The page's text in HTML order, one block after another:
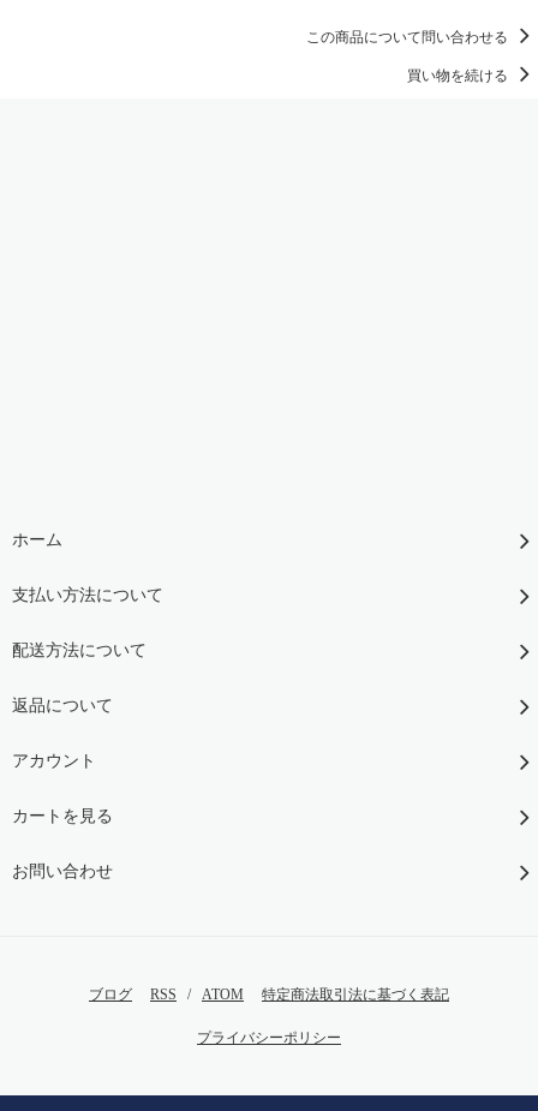
この商品について問い合わせる
買い物を続ける
ホーム
支払い方法について
配送方法について
返品について
アカウント
カートを見る
お問い合わせ
ブログ RSS / ATOM 特定商法取引法に基づく表記
プライバシーポリシー